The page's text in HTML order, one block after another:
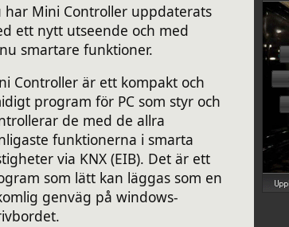
har Mini Controller uppdaterats
ett nytt utseende och med
smartare funktioner.
Controller är ett kompakt och
program för PC som styr och
de med de allra
funktionerna i smarta
via KNX (EIB). Det är ett
som lätt kan läggas som en
genväg på windows-